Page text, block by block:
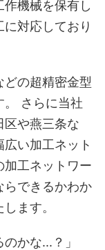
機械を保有し
対応しており
どの超精密金型
。 さらに当社
区や燕三条な
い加工ネット
加工ネットワー
らできるかわか
ます。
かな...？」